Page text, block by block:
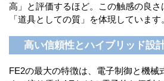
高」と評価するほど。この触感の良
「道具としての質」を体現しています
高い信頼性とハイブリッド設
FE2の最大の特徴は、電子制御と機械